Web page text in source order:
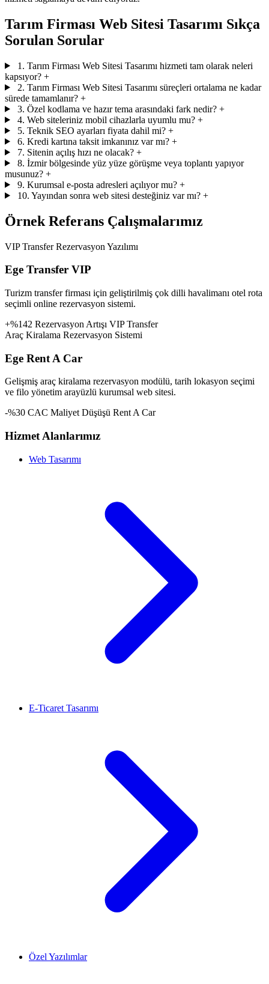
Tarım Firması Web Sitesi Tasarımı Sıkça
Sorulan Sorular
1. Tarım Firması Web Sitesi Tasarımı hizmeti tam olarak neleri
kapsıyor? +
2. Tarım Firması Web Sitesi Tasarımı süreçleri ortalama ne kadar
sürede tamamlanır? +
3. Özel kodlama ve hazır tema arasındaki fark nedir? +
4. Web siteleriniz mobil cihazlarla uyumlu mu? +
5. Teknik SEO ayarları fiyata dahil mi? +
6. Kredi kartına taksit imkanınız var mı? +
7. Sitenin açılış hızı ne olacak? +
8. İzmir bölgesinde yüz yüze görüşme veya toplantı yapıyor
musunuz? +
9. Kurumsal e-posta adresleri açılıyor mu? +
10. Yayından sonra web sitesi desteğiniz var mı? +
Örnek Referans Çalışmalarımız
VIP Transfer Rezervasyon Yazılımı
Ege Transfer VIP
Turizm transfer firması için geliştirilmiş çok dilli havalimanı otel rota
seçimli online rezervasyon sistemi.
+%142 Rezervasyon Artışı VIP Transfer
Araç Kiralama Rezervasyon Sistemi
Ege Rent A Car
Gelişmiş araç kiralama rezervasyon modülü, tarih lokasyon seçimi
ve filo yönetim arayüzlü kurumsal web sitesi.
-%30 CAC Maliyet Düşüşü Rent A Car
Hizmet Alanlarımız
Web Tasarımı
E-Ticaret Tasarımı
Özel Yazılımlar